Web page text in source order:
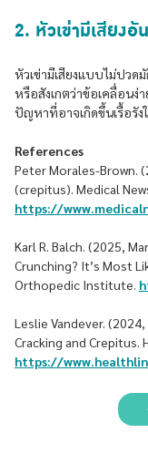
2. หัวเข่ามีเสียงอั
หัวเข่ามีเสียงแบบไม่ปวด
หรือสังเกตว่าข้อเคลื่อน
ปัญหาที่อาจเกิดขึ้นเรื้อรัง
References
Peter Morales-Brown.
(crepitus). Medical
https://
Karl R. Balch. (2025,
Crunching? It’s Most
Orthopedic Institute.
Leslie Vandever.
Cracking and Crepitus.
https://